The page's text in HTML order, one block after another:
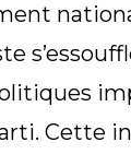
Cette